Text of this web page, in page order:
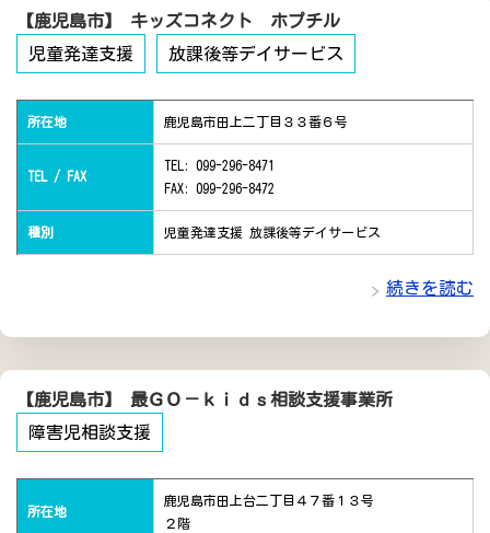
【鹿児島市】 キッズコネクト ホプチル
児童発達支援
放課後等デイサービス
所在地 鹿児島市田上二丁目３３番６号
TEL / FAX
TEL: 099-296-8471
FAX: 099-296-8472
種別 児童発達支援 放課後等デイサービス
続きを読む
【鹿児島市】 最ＧＯ－ｋｉｄｓ相談支援事業所
障害児相談支援
所在地
鹿児島市田上台二丁目４７番１３号
２階